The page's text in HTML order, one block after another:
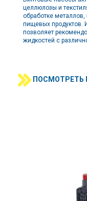
целлюлозы и
обработке металлов,
пищевых продуктов.
позволяет
жидкостей с
ПОСМОТРЕТЬ